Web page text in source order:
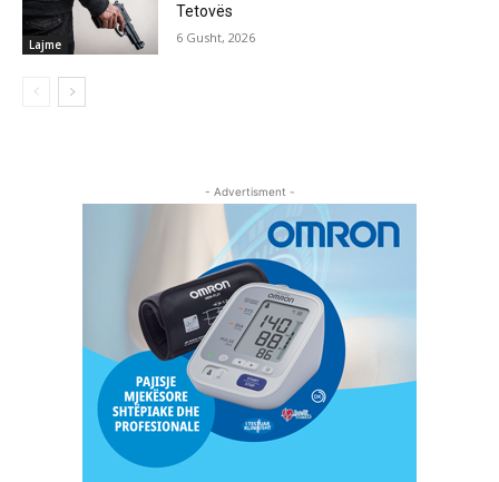
Lajme
Tetovës
6 Gusht, 2026
- Advertisment -